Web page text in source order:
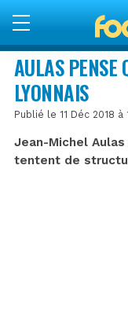
AULAS PENSE
LYONNAIS
Publié le 11 Déc 2018 à
Jean-Michel
tentent de